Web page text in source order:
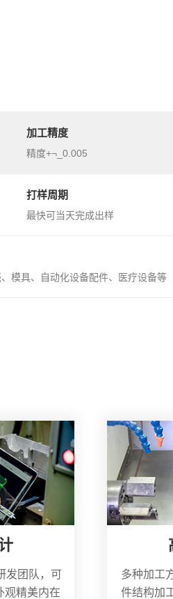
加工精度
精度+¬_0.005
打样周期
最快可当天完成出样
模具、自动化设备配件、医疗设备等
发团队，可
观精美内在
多种加工
件结构加